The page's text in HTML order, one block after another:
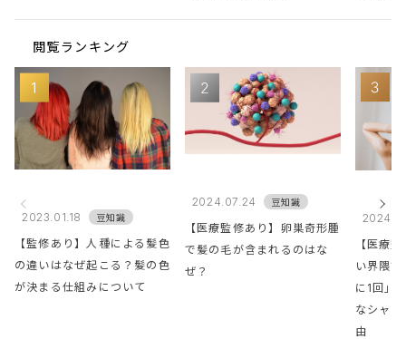
閲覧ランキング
2023.01.18 豆知識
【監修あり】人種による髪色
の違いはなぜ起こる？髪の色
が決まる仕組みについて
2024.07.24 豆知識
【医療監修あり】卵巣奇形腫
で髪の毛が含まれるのはな
ぜ？
【医療
い界隈
に1回」
なシャ
由